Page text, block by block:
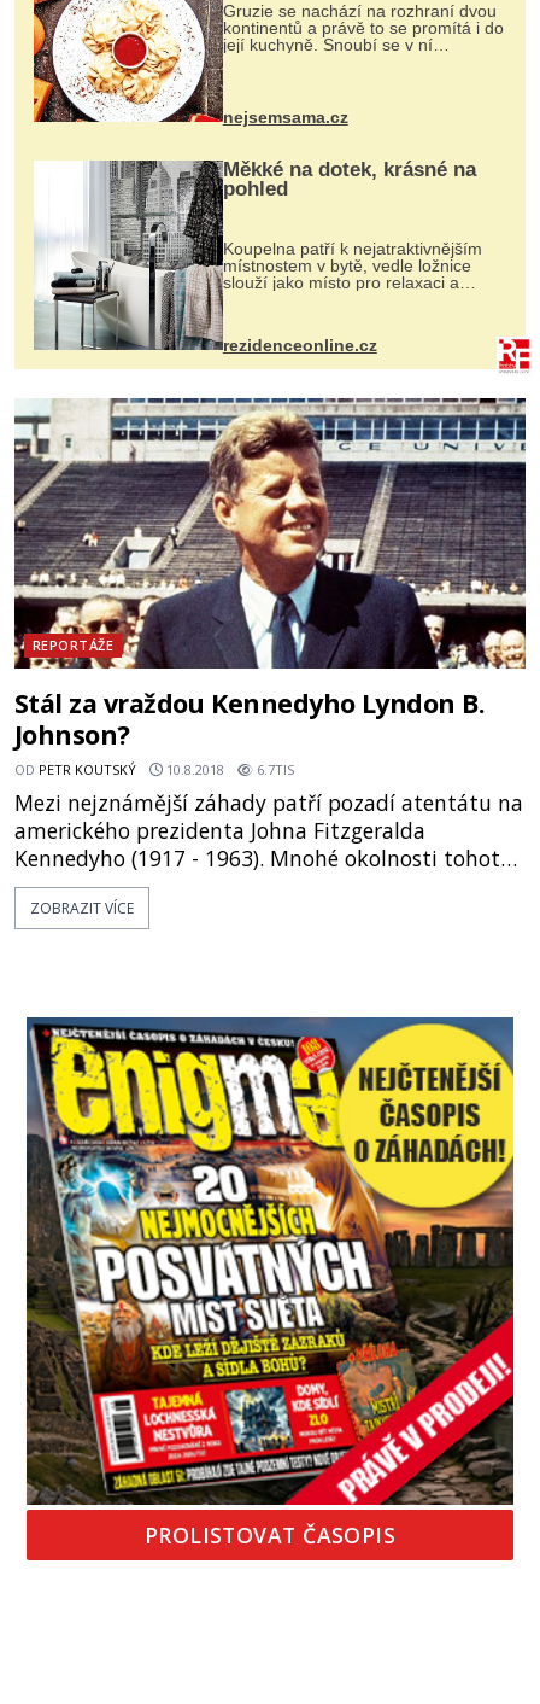
Gruzie se nachází na rozhraní dvou
kontinentů a právě to se promítá i do
její kuchyně. Snoubí se v ní
evropské a asijské chutě a díky tomu
vznikají rozmanité a chuťově bohaté
pokrmy, které rozhodně st...
nejsemsama.cz
Měkké na dotek, krásné na
pohled
Koupelna patří k nejatraktivnějším
místnostem v bytě, vedle ložnice
slouží jako místo pro relaxaci a
odpočinek. Koupelnový textil –
ručníky, osušky a koberečky –
mohou jako mávnutím kouzelného
proutku...
rezidenceonline.cz
REPORTÁŽE
Stál za vraždou Kennedyho Lyndon B.
Johnson?
OD PETR KOUTSKÝ 10.8.2018 6.7TIS
Mezi nejznámější záhady patří pozadí atentátu na
amerického prezidenta Johna Fitzgeralda
Kennedyho (1917 - 1963). Mnohé okolnosti tohoto
zločinu naznačují, že Lee Harvey Oswald (1939 -
1969) zřejmě nebyl osamělým střelcem. Možná
sebou nejenom nešťastnou man
ZOBRAZIT VÍCE
PROLISTOVAT ČASOPIS